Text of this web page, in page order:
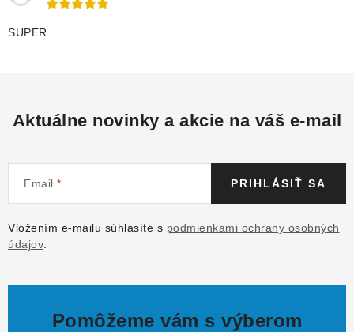
SUPER.
Aktuálne novinky a akcie na váš e-mail
Email
Vložením e-mailu súhlasíte s podmienkami ochrany osobných
údajov
PRIHLÁSIŤ SA
Pomôžeme vám s výberom